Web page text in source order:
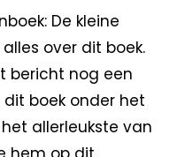
De kleine
over dit boek.
bericht nog een
boek onder het
allerleukste van